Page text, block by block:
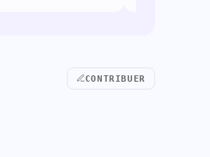
CONTRIBUER